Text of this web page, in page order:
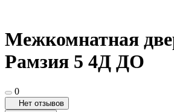
Межкомнатная
Рамзия 5 4Д ДО
0
Нет отзывов